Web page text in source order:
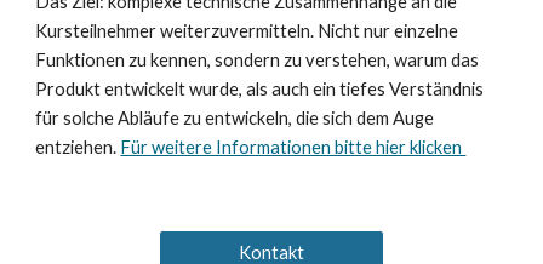
Kursteilnehmer weiterzuvermitteln. Nicht nur einzelne
Funktionen zu kennen, sondern zu verstehen, warum das
Produkt entwickelt wurde, als auch ein tiefes Verständnis
für solche Abläufe zu entwickeln, die sich dem Auge
entziehen. Für weitere Informationen bitte hier klicken
Kontakt